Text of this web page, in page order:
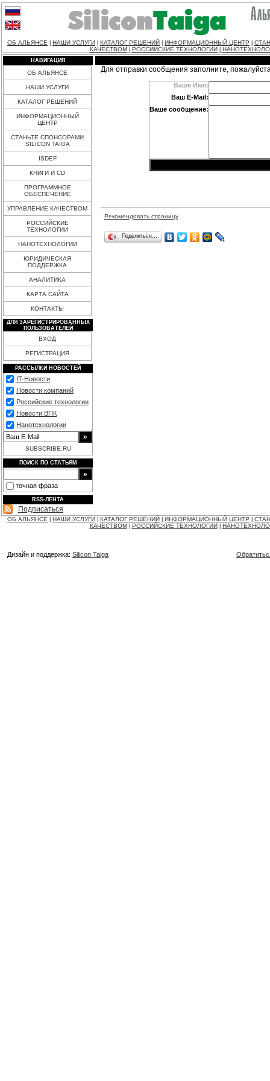
ОБ АЛЬЯНСЕ НАШИ УСЛУГИ КАТАЛОГ РЕШЕНИЙ ИНФОРМАЦИОННЫЙ ЦЕНТР
КАЧЕСТВОМ
РОССИЙСКИЕ ТЕХНОЛОГИИ
НАВИГАЦИЯ
ОБ АЛЬЯНСЕ
НАШИ УСЛУГИ
КАТАЛОГ РЕШЕНИЙ
ИНФОРМАЦИОННЫЙ
ЦЕНТР
СТАНЬТЕ СПОНСОРАМИ
SILICON TAIGA
ISDEF
КНИГИ И CD
ПРОГРАММНОЕ
ОБЕСПЕЧЕНИЕ
УПРАВЛЕНИЕ КАЧЕСТВОМ
РОССИЙСКИЕ
ТЕХНОЛОГИИ
НАНОТЕХНОЛОГИИ
ЮРИДИЧЕСКАЯ
ПОДДЕРЖКА
АНАЛИТИКА
КАРТА САЙТА
КОНТАКТЫ
ДЛЯ ЗАРЕГИСТРИРОВАННЫХ
ПОЛЬЗОВАТЕЛЕЙ
ВХОД
РЕГИСТРАЦИЯ
РАССЫЛКИ НОВОСТЕЙ
IT-Новости
Новости компаний
Российские технологии
Новости ВПК
Нанотехнологии
SUBSCRIBE.RU
ПОИСК ПО СТАТЬЯМ
точная фраза
RSS-ЛЕНТА
Подписаться
Для отправки сообщения заполните,
Ваше Имя:
Ваш E-Mail:
Ваше сообщение:
Рекомендовать страницу
Поделиться…
ОБ АЛЬЯНСЕ НАШИ УСЛУГИ КАТАЛОГ РЕШЕНИЙ ИНФОРМАЦИОННЫЙ ЦЕНТР
КАЧЕСТВОМ
РОССИЙСКИЕ ТЕХНОЛОГИИ
Дизайн и поддержка: Silicon Taiga